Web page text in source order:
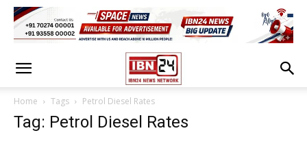
Home Tags Petrol Diesel Rates
Tag: Petrol Diesel Rates